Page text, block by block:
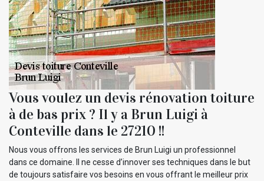
Vous voulez un devis rénovation toiture
à de bas prix ? Il y a Brun Luigi à
Conteville dans le 27210 !!
Nous vous offrons les services de Brun Luigi un professionnel
dans ce domaine. Il ne cesse d’innover ses techniques dans le but
de toujours satisfaire vos besoins en vous offrant le meilleur prix